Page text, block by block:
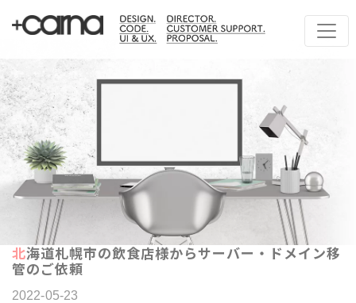
北海道札幌市の飲食店様からサーバー・ドメイン移
管のご依頼
2022-05-23